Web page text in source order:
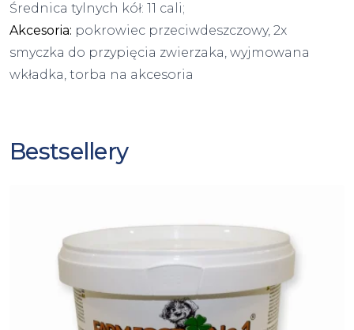
Średnica tylnych kół: 11 cali;
Akcesoria: pokrowiec przeciwdeszczowy, 2x
smyczka do przypięcia zwierzaka, wyjmowana
wkładka, torba na akcesoria
Bestsellery